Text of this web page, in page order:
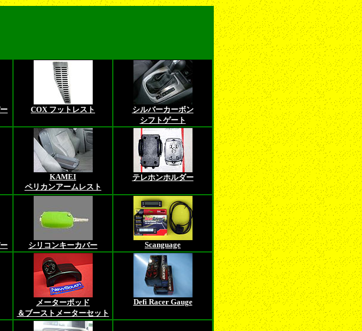
COX フットレスト
シルバーカーボン
シフトゲート
KAMEI
ペリカンアームレスト
テレホンホルダー
シリコンキーカバー Scanguage
メーターポッド
＆ブーストメーターセット
Defi Racer Gauge